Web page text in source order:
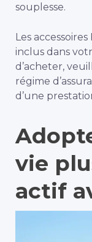
souplesse.
Les
inclus dans
d’acheter,
régime
d’une
vie
actif